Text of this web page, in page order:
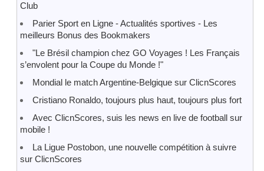
Club
Parier Sport en Ligne - Actualités sportives - Les
meilleurs Bonus des Bookmakers
"Le Brésil champion chez GO Voyages ! Les Français
s’envolent pour la Coupe du Monde !"
Mondial le match Argentine-Belgique sur ClicnScores
Cristiano Ronaldo, toujours plus haut, toujours plus fort
Avec ClicnScores, suis les news en live de football sur
mobile !
La Ligue Postobon, une nouvelle compétition à suivre
sur ClicnScores